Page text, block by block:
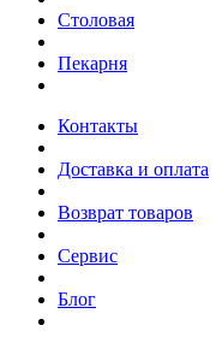
Столовая
Пекарня
Контакты
Доставка и оплата
Возврат товаров
Сервис
Блог